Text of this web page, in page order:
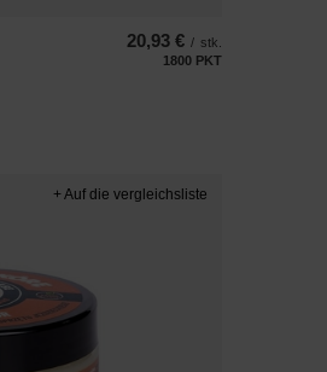
20,93 € / stk.
1800 PKT
+ Auf die vergleichsliste